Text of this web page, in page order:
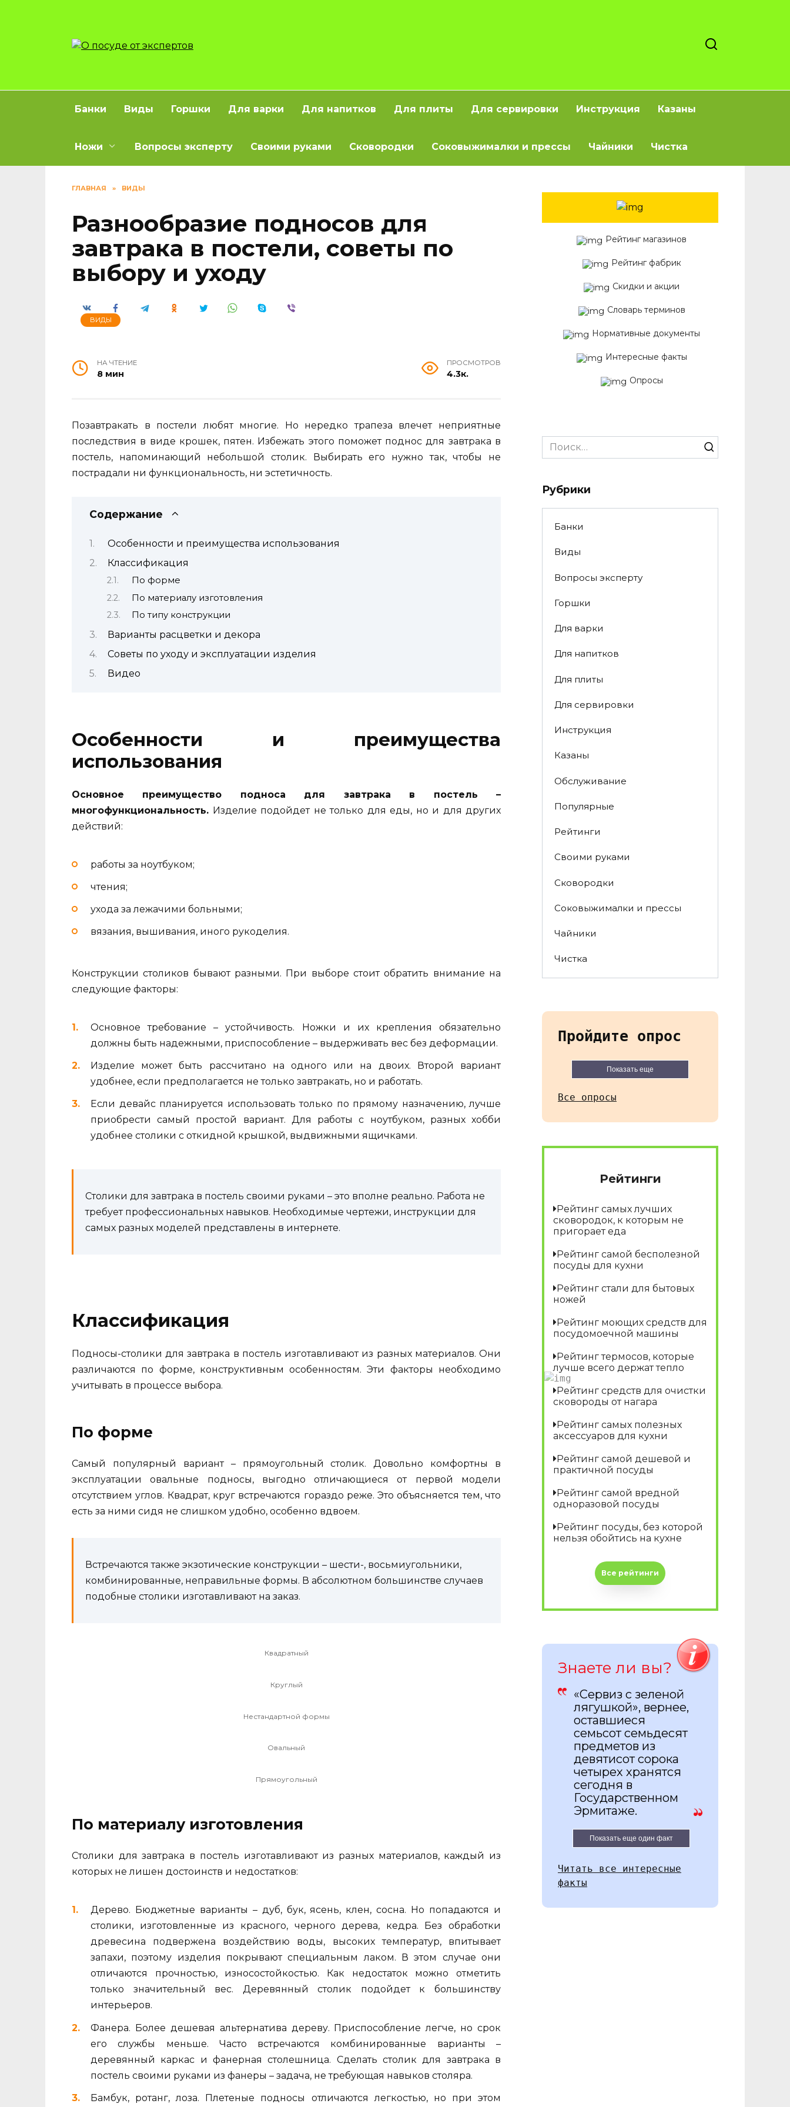
Банки Виды Горшки Для варки Для напитков Для плиты Для сервировки Инструкция Казаны
Ножи Вопросы эксперту Своими руками Сковородки Соковыжималки и прессы Чайники Чистка
ГЛАВНАЯ » ВИДЫ
Разнообразие подносов для
завтрака в постели, советы по
выбору и уходу
ВИДЫ
НА ЧТЕНИЕ
8 мин
ПРОСМОТРОВ
4.3к.
Позавтракать в постели любят многие. Но нередко трапеза влечет неприятные
последствия в виде крошек, пятен. Избежать этого поможет поднос для завтрака в
постель, напоминающий небольшой столик. Выбирать его нужно так, чтобы не
пострадали ни функциональность, ни эстетичность.
Содержание
Особенности и преимущества использования
Классификация
По форме
По материалу изготовления
По типу конструкции
Варианты расцветки и декора
Советы по уходу и эксплуатации изделия
Видео
Особенности и преимущества
использования
Основное преимущество подноса для завтрака в постель –
многофункциональность. Изделие подойдет не только для еды, но и для других
действий:
работы за ноутбуком;
чтения;
ухода за лежачими больными;
вязания, вышивания, иного рукоделия.
Конструкции столиков бывают разными. При выборе стоит обратить внимание на
следующие факторы:
Основное требование – устойчивость. Ножки и их крепления обязательно
должны быть надежными, приспособление – выдерживать вес без деформации.
Изделие может быть рассчитано на одного или на двоих. Второй вариант
удобнее, если предполагается не только завтракать, но и работать.
Если девайс планируется использовать только по прямому назначению, лучше
приобрести самый простой вариант. Для работы с ноутбуком, разных хобби
удобнее столики с откидной крышкой, выдвижными ящичками.
Столики для завтрака в постель своими руками – это вполне реально. Работа не
требует профессиональных навыков. Необходимые чертежи, инструкции для
самых разных моделей представлены в интернете.
Классификация
Подносы-столики для завтрака в постель изготавливают из разных материалов. Они
различаются по форме, конструктивным особенностям. Эти факторы необходимо
учитывать в процессе выбора.
По форме
Самый популярный вариант – прямоугольный столик. Довольно комфортны в
эксплуатации овальные подносы, выгодно отличающиеся от первой модели
отсутствием углов. Квадрат, круг встречаются гораздо реже. Это объясняется тем, что
есть за ними сидя не слишком удобно, особенно вдвоем.
Встречаются также экзотические конструкции – шести-, восьмиугольники,
комбинированные, неправильные формы. В абсолютном большинстве случаев
подобные столики изготавливают на заказ.
Квадратный
Круглый
Нестандартной формы
Овальный
Прямоугольный
По материалу изготовления
Столики для завтрака в постель изготавливают из разных материалов, каждый из
которых не лишен достоинств и недостатков:
Дерево. Бюджетные варианты – дуб, бук, ясень, клен, сосна. Но попадаются и
столики, изготовленные из красного, черного дерева, кедра. Без обработки
древесина подвержена воздействию воды, высоких температур, впитывает
запахи, поэтому изделия покрывают специальным лаком. В этом случае они
отличаются прочностью, износостойкостью. Как недостаток можно отметить
только значительный вес. Деревянный столик подойдет к большинству
интерьеров.
Фанера. Более дешевая альтернатива дереву. Приспособление легче, но срок
его службы меньше. Часто встречаются комбинированные варианты –
деревянный каркас и фанерная столешница. Сделать столик для завтрака в
постель своими руками из фанеры – задача, не требующая навыков столяра.
Бамбук, ротанг, лоза. Плетеные подносы отличаются легкостью, но при этом
Рейтинг магазинов
Рейтинг фабрик
Скидки и акции
Словарь терминов
Нормативные документы
Интересные факты
Опросы
Search
for:
Рубрики
Банки
Виды
Вопросы эксперту
Горшки
Для варки
Для напитков
Для плиты
Для сервировки
Инструкция
Казаны
Обслуживание
Популярные
Рейтинги
Своими руками
Сковородки
Соковыжималки и прессы
Чайники
Чистка
Пройдите опрос
Показать еще
Все опросы
Рейтинги
Рейтинг самых лучших
сковородок, к которым не
пригорает еда
Рейтинг самой бесполезной
посуды для кухни
Рейтинг стали для бытовых
ножей
Рейтинг моющих средств для
посудомоечной машины
Рейтинг термосов, которые
лучше всего держат тепло
Рейтинг средств для очистки
сковороды от нагара
Рейтинг самых полезных
аксессуаров для кухни
Рейтинг самой дешевой и
практичной посуды
Рейтинг самой вредной
одноразовой посуды
Рейтинг посуды, без которой
нельзя обойтись на кухне
Все рейтинги
Знаете ли вы?
«Сервиз с зеленой
лягушкой», вернее,
оставшиеся
семьсот семьдесят
предметов из
девятисот сорока
четырех хранятся
сегодня в
Государственном
Эрмитаже.
Показать еще один факт
Читать все интересные
факты